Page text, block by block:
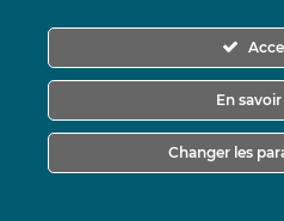
En savoir
Changer les